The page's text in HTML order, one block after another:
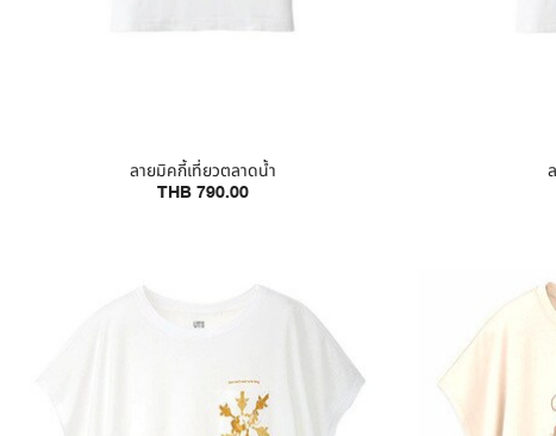
ลายมิคกี้เที่ยวตลาดน้ำ
THB 790.00